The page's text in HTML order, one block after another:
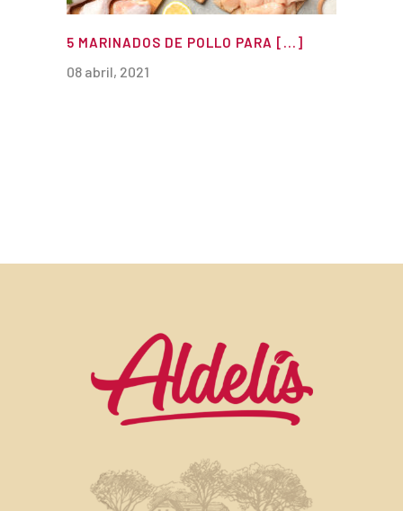
5 MARINADOS DE POLLO PARA [...]
08 abril, 2021